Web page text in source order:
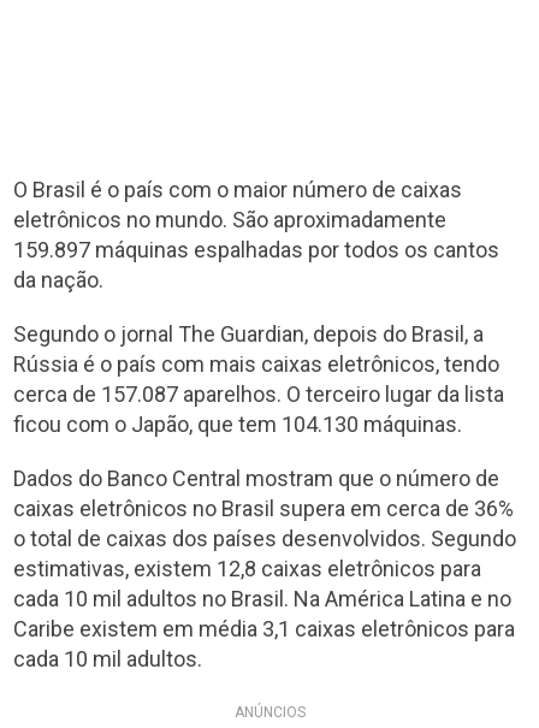
O Brasil é o país com o maior número de caixas
eletrônicos no mundo. São aproximadamente
159.897 máquinas espalhadas por todos os cantos
da nação.
Segundo o jornal The Guardian, depois do Brasil, a
Rússia é o país com mais caixas eletrônicos, tendo
cerca de 157.087 aparelhos. O terceiro lugar da lista
ficou com o Japão, que tem 104.130 máquinas.
Dados do Banco Central mostram que o número de
caixas eletrônicos no Brasil supera em cerca de 36%
o total de caixas dos países desenvolvidos. Segundo
estimativas, existem 12,8 caixas eletrônicos para
cada 10 mil adultos no Brasil. Na América Latina e no
Caribe existem em média 3,1 caixas eletrônicos para
cada 10 mil adultos.
ANÚNCIOS